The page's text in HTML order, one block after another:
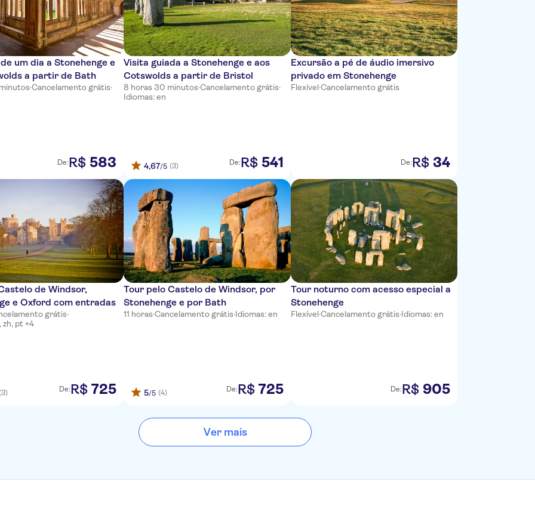
um dia a Stonehenge e
a partir de Bath
·Cancelamento grátis·
De:R$ 583
Visita guiada a Stonehenge e aos
Cotswolds a partir de Bristol
8 horas 30 minutos·Cancelamento grátis·
Idiomas: en
4,67/5 (3) De:R$ 541
Excursão a pé de áudio imersivo
privado em Stonehenge
Flexível·Cancelamento grátis
De:R$ 34
de Windsor,
e Oxford com entradas
grátis·
zh, pt +4
(3) De:R$ 725
Tour pelo Castelo de Windsor, por
Stonehenge e por Bath
11 horas·Cancelamento grátis·Idiomas: en
5/5 (4) De:R$ 725
Tour noturno com acesso especial a
Stonehenge
Flexível·Cancelamento grátis·Idiomas: en
De:R$ 905
Ver mais